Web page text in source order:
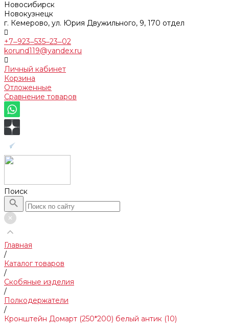
Новосибирск
Новокузнецк
г. Кемерово, ул. Юрия Двужильного, 9, 170 отдел
+7‒923‒535‒23‒02
korund119@yandex.ru
Личный кабинет
Корзина
Отложенные
Сравнение товаров
Поиск
Главная
/
Каталог товаров
/
Скобяные изделия
/
Полкодержатели
/
Кронштейн Домарт (250*200) белый антик (10)